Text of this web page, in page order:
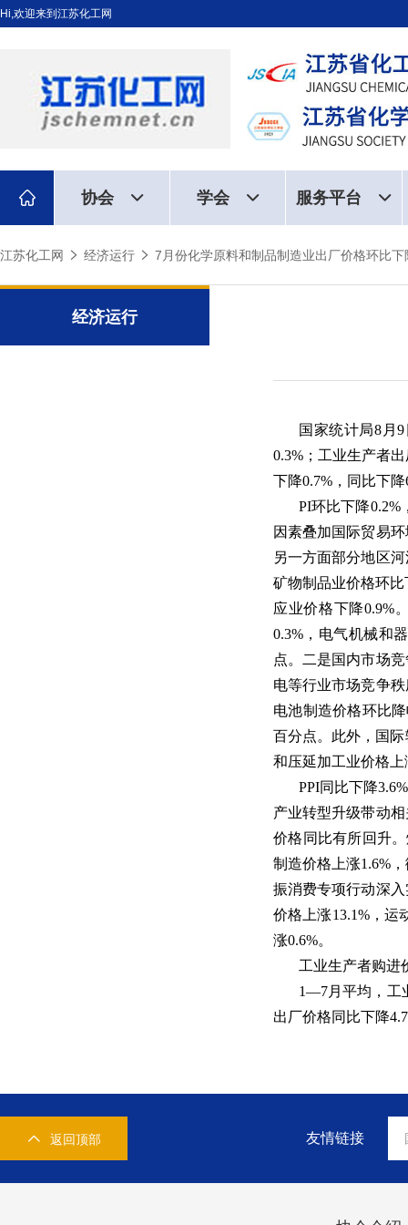
Hi,欢迎来到江苏化工网
协会 学会 服务平台
江苏化工网 经济运行 7月份化学原料和制品制造业出厂价格环比下
经济运行
国家统计局8月
0.3%；工业生产者
下降0.7%，同比下降
PI环比下降
因素叠加国际贸易
另一方面部分地区
矿物制品业价格环
应业价格下降0.9%
0.3%，电气机械和
点。二是国内市场
电等行业市场竞争
电池制造价格环比
百分点。此外，国
和压延加工业价格上
PPI同比下降
产业转型升级带动
价格同比有所回升
制造价格上涨1.6%
振消费专项行动深
价格上涨13.1%，运
涨0.6%。
工业生产者购进
1—7月平均，工
出厂价格同比下降
返回顶部 友情链接